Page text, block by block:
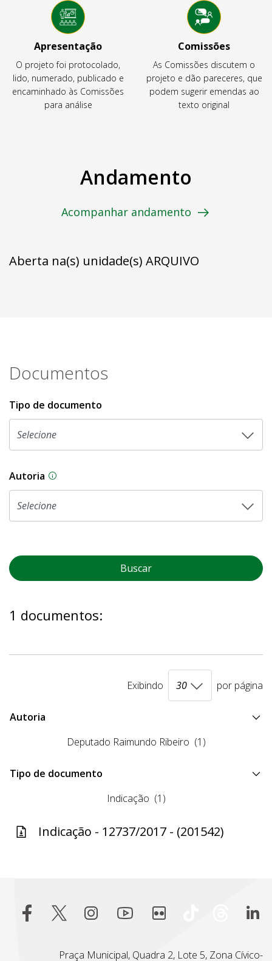
Apresentação
O projeto foi protocolado,
lido, numerado, publicado e
encaminhado às Comissões
para análise
Comissões
As Comissões discutem o
projeto e dão pareceres, que
podem sugerir emendas ao
texto original
Andamento
Acompanhar andamento
Aberta na(s) unidade(s) ARQUIVO
Documentos
Tipo de documento
Autoria As proposições legislativas na CLDF podem
Buscar
1 documentos:
Exibindo por página
Autoria
Deputado Raimundo Ribeiro (1)
Tipo de documento
Indicação (1)
Indicação - 12737/2017 - (201542)
Praça Municipal, Quadra 2, Lote 5, Zona Cívico-